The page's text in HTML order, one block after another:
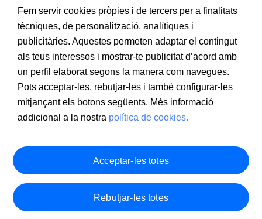
Fem servir cookies pròpies i de tercers per a finalitats
tècniques, de personalització, analítiques i
publicitàries. Aquestes permeten adaptar el contingut
als teus interessos i mostrar-te publicitat d’acord amb
un perfil elaborat segons la manera com navegues.
Pots acceptar-les, rebutjar-les i també configurar-les
mitjançant els botons següents. Més informació
addicional a la nostra política de cookies.
Rebutjar-les totes
Acceptar-les totes